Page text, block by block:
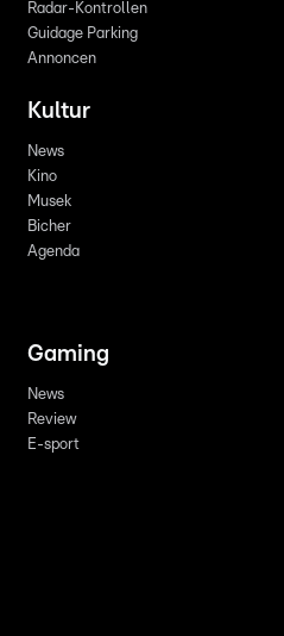
Radar-Kontrollen
Guidage Parking
Annoncen
Kultur
News
Kino
Musek
Bicher
Agenda
Gaming
News
Review
E-sport